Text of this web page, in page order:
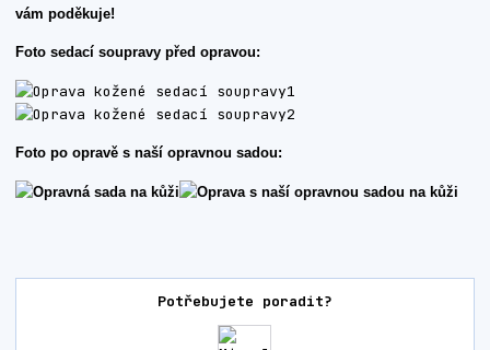
vám poděkuje!
Foto sedací soupravy před opravou:
Foto po opravě s naší opravnou sadou:
Potřebujete poradit?